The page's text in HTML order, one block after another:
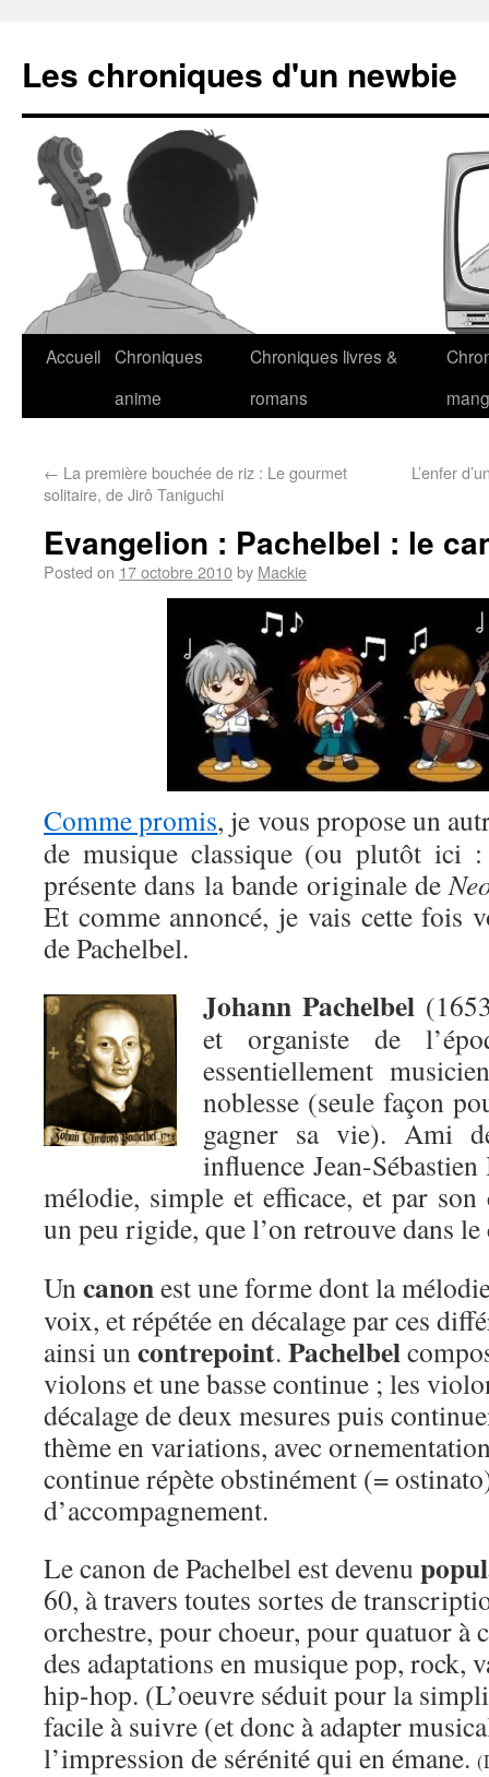
Les chroniques d'un newbie
Accueil Chroniques
anime
Chroniques livres &
romans
← La première bouchée de riz : Le gourmet
solitaire, de Jirô Taniguchi
L’enfer
Evangelion : Pachelbel : le
Posted on 17 octobre 2010by Mackie
Comme promis, je vous propose un
de musique classique (ou plutôt ici
présente dans la bande originale de
Et comme annoncé, je vais cette fois
de Pachelbel.
Johann Pachelbel
et organiste de
essentiellement
noblesse (seule façon
gagner sa vie). Ami
influence Jean-
mélodie, simple et efficace, et par
un peu rigide, que l’on retrouve dans le
Uncanonest une forme dont la
voix, et répétée en décalage par ces
ainsi uncontrepoint. Pachelbel
violons et une basse continue ; les
décalage de deux mesures puis
thème en variations, avec
continue répète obstinément (=
d’accompagnement.
Le canon de Pachelbel est devenu
60, à travers toutes sortes de
orchestre, pour choeur, pour quatuor à
des adaptations en musique pop, rock,
hip-hop. (L’oeuvre séduit pour la
facile à suivre (et donc à adapter
l’impression de sérénité qui en émane.